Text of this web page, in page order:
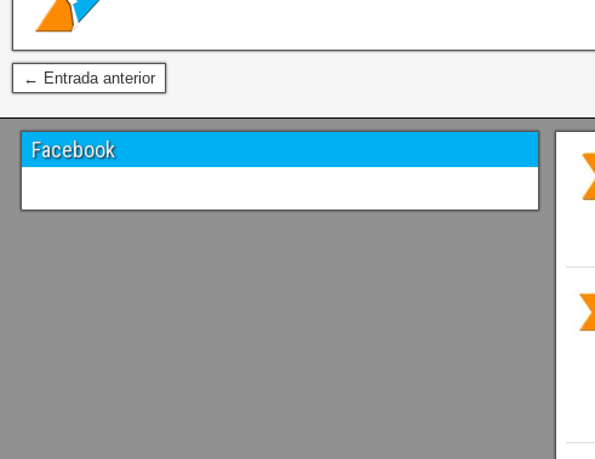
← Entrada anterior
Facebook